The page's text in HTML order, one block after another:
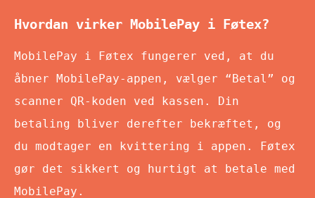
Hvordan virker MobilePay i Føtex?
MobilePay i Føtex fungerer ved, at du
åbner MobilePay-appen, vælger “Betal” og
scanner QR-koden ved kassen. Din
betaling bliver derefter bekræftet, og
du modtager en kvittering i appen. Føtex
gør det sikkert og hurtigt at betale med
MobilePay.